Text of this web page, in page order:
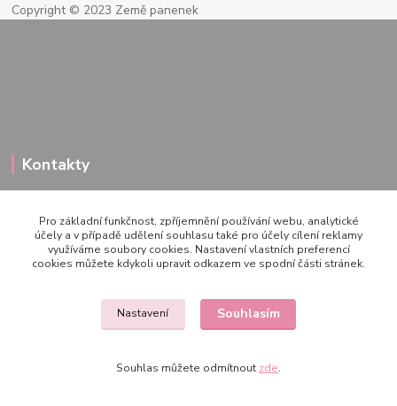
Copyright © 2023 Země panenek
Kontakty
722 000 724
PO-PÁ 10-20h., SO+NE 14-20h.
Pro základní funkčnost, zpříjemnění používání webu, analytické
účely a v případě udělení souhlasu také pro účely cílení reklamy
využíváme soubory cookies. Nastavení vlastních preferencí
cookies můžete kdykoli upravit odkazem ve spodní části stránek.
Nastavení Souhlasím
Souhlas můžete odmítnout zde.